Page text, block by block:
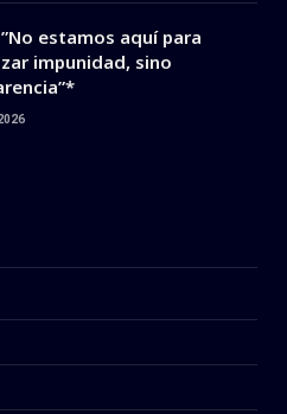
estamos aquí para
impunidad, sino